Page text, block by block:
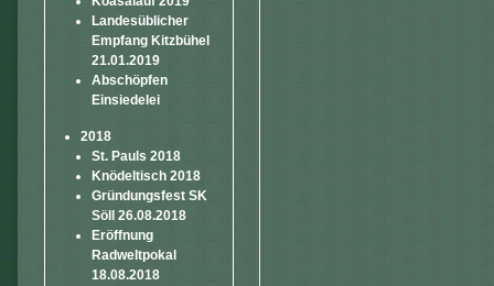
Landesüblicher
Empfang Kitzbühel
21.01.2019
Abschöpfen
Einsiedelei
2018
St. Pauls 2018
Knödeltisch 2018
Gründungsfest SK
Söll 26.08.2018
Eröffnung
Radweltpokal
18.08.2018